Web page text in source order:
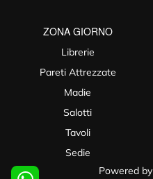
ZONA GIORNO
Librerie
Pareti Attrezzate
Madie
Salotti
Tavoli
Sedie
Powered by